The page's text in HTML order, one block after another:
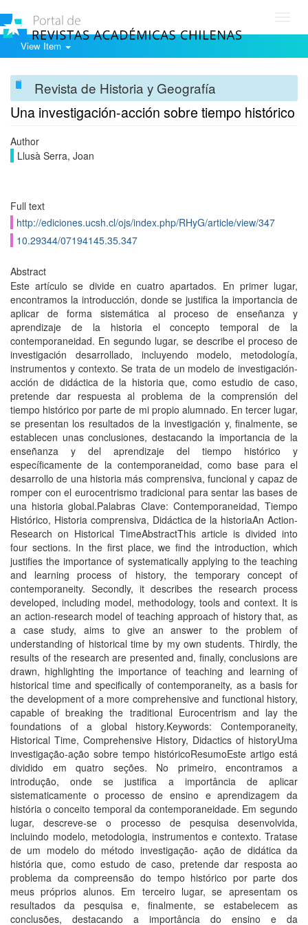
View Item
Revista de Historia y Geografía
Una investigación-acción sobre tiempo histórico
Author
Llusà Serra, Joan
Full text
http://ediciones.ucsh.cl/ojs/index.php/RHyG/article/view/347
10.29344/07194145.35.347
Abstract
Este artículo se divide en cuatro apartados. En primer lugar,
encontramos la introducción, donde se justifica la importancia de
aplicar de forma sistemática al proceso de enseñanza y
aprendizaje de la historia el concepto temporal de la
contemporaneidad. En segundo lugar, se describe el proceso de
investigación desarrollado, incluyendo modelo, metodología,
instrumentos y contexto. Se trata de un modelo de investigación-
acción de didáctica de la historia que, como estudio de caso,
pretende dar respuesta al problema de la comprensión del
tiempo histórico por parte de mi propio alumnado. En tercer lugar,
se presentan los resultados de la investigación y, finalmente, se
establecen unas conclusiones, destacando la importancia de la
enseñanza y del aprendizaje del tiempo histórico y
específicamente de la contemporaneidad, como base para el
desarrollo de una historia más comprensiva, funcional y capaz de
romper con el eurocentrismo tradicional para sentar las bases de
una historia global.Palabras Clave: Contemporaneidad, Tiempo
Histórico, Historia comprensiva, Didáctica de la historiaAn Action-
Research on Historical TimeAbstractThis article is divided into
four sections. In the first place, we find the introduction, which
justifies the importance of systematically applying to the teaching
and learning process of history, the temporary concept of
contemporaneity. Secondly, it describes the research process
developed, including model, methodology, tools and context. It is
an action-research model of teaching approach of history that, as
a case study, aims to give an answer to the problem of
understanding of historical time by my own students. Thirdly, the
results of the research are presented and, finally, conclusions are
drawn, highlighting the importance of teaching and learning of
historical time and specifically of contemporaneity, as a basis for
the development of a more comprehensive and functional history,
capable of breaking the traditional Eurocentrism and lay the
foundations of a global history.Keywords: Contemporaneity,
Historical Time, Comprehensive History, Didactics of historyUma
investigação-ação sobre tempo históricoResumoEste artigo está
dividido em quatro seções. No primeiro, encontramos a
introdução, onde se justifica a importância de aplicar
sistematicamente o processo de ensino e aprendizagem da
história o conceito temporal da contemporaneidade. Em segundo
lugar, descreve-se o processo de pesquisa desenvolvida,
incluindo modelo, metodologia, instrumentos e contexto. Tratase
de um modelo do método investigação- ação de didática da
história que, como estudo de caso, pretende dar resposta ao
problema da compreensão do tempo histórico por parte dos
meus próprios alunos. Em terceiro lugar, se apresentam os
resultados da pesquisa e, finalmente, se estabelecem as
conclusões, destacando a importância do ensino e da